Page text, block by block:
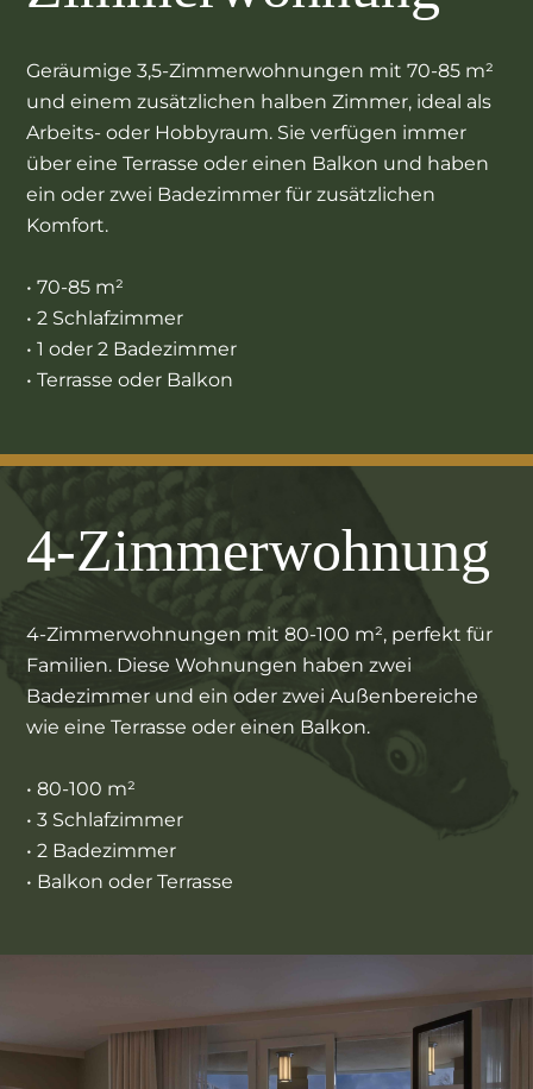
Geräumige 3,5-Zimmerwohnungen mit 70-85 m²
und einem zusätzlichen halben Zimmer, ideal als
Arbeits- oder Hobbyraum. Sie verfügen immer
über eine Terrasse oder einen Balkon und haben
ein oder zwei Badezimmer für zusätzlichen
Komfort.
• 70-85 m²
• 2 Schlafzimmer
• 1 oder 2 Badezimmer
• Terrasse oder Balkon
4-Zimmerwohnung
4-Zimmerwohnungen mit 80-100 m², perfekt für
Familien. Diese Wohnungen haben zwei
Badezimmer und ein oder zwei Außenbereiche
wie eine Terrasse oder einen Balkon.
• 80-100 m²
• 3 Schlafzimmer
• 2 Badezimmer
• Balkon oder Terrasse